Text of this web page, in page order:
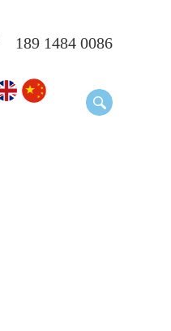
189 1484 0086